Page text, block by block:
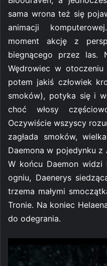
sama wrona też się
animacji
moment akcję z
biegnącego przez las.
Wędrowiec w
potem jakiś człowiek
smoków), potyka się i
choć włosy
Oczywiście wszyscy
zagłada smoków,
Daemona w pojedynku z
W końcu Daemon
ogniu, Daenerys
trzema małymi
Tronie. Na koniec
do odegrania.